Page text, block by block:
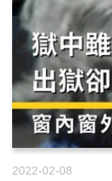
2022-02-08